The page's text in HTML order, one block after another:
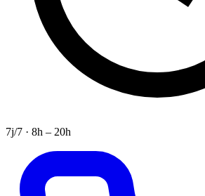
7j/7 · 8h – 20h